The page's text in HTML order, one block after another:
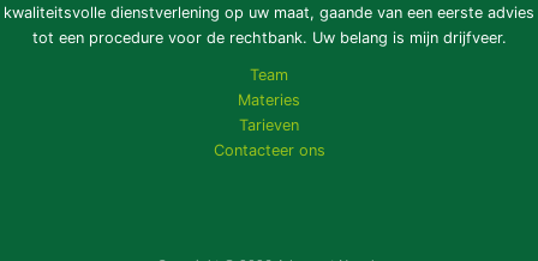
kwaliteitsvolle dienstverlening op uw maat, gaande van een eerste advies
tot een procedure voor de rechtbank. Uw belang is mijn drijfveer.
Team
Materies
Tarieven
Contacteer ons